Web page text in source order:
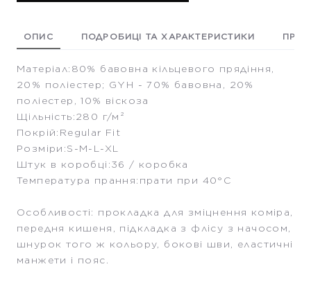
ОПИС ПОДРОБИЦІ ТА ХАРАКТЕРИСТИКИ
Матеріал:80% бавовна кільцевого прядіння,
20% поліестер; GYH - 70% бавовна, 20%
поліестер, 10% віскоза
Щільність:280 г/м²
Покрій:Regular Fit
Розміри:S-M-L-XL
Штук в коробці:36 / коробка
Температура прання:прати при 40°C
Особливості: прокладка для зміцнення коміра,
передня кишеня, підкладка з флісу з начосом,
шнурок того ж кольору, бокові шви, еластичні
манжети і пояс.